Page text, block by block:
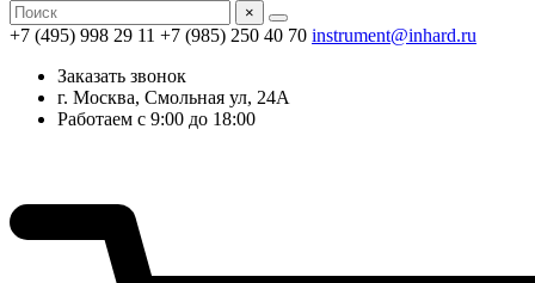
×
+7 (495) 998 29 11 +7 (985) 250 40 70 instrument@inhard.ru
Заказать звонок
г. Москва, Смольная ул, 24А
Работаем с 9:00 до 18:00